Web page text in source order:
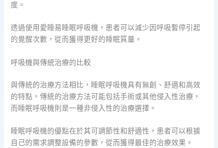
度。
透過使用愛睡易睡眠呼吸機，患者可以減少因呼吸暫停引起
的覺醒次數，從而獲得更好的睡眠質量。
呼吸機與傳統治療的比較
與傳統的治療方法相比，睡眠呼吸機具有無創、舒適和高效
的特點。傳統的治療方法可能包括手術或其他侵入性治療，
而睡眠呼吸機則是一種非侵入性的治療選擇。
睡眠呼吸機的優點在於其可調節性和舒適性，患者可以根據
自己的需求調整設備的參數，從而獲得最佳的治療效果。